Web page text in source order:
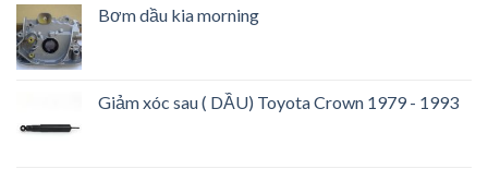
Bơm dầu kia morning
Giảm xóc sau ( DẦU) Toyota Crown 1979 - 1993